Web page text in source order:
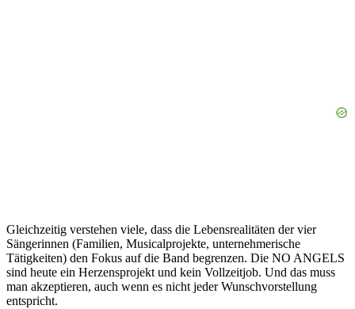
Gleichzeitig verstehen viele, dass die Lebensrealitäten der vier
Sängerinnen (Familien, Musicalprojekte, unternehmerische
Tätigkeiten) den Fokus auf die Band begrenzen. Die NO ANGELS
sind heute ein Herzensprojekt und kein Vollzeitjob. Und das muss
man akzeptieren, auch wenn es nicht jeder Wunschvorstellung
entspricht.